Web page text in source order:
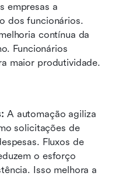
empresas a
dos funcionários.
contínua da
Funcionários
maior produtividade.
A automação agiliza
solicitações de
Fluxos de
o esforço
Isso melhora a